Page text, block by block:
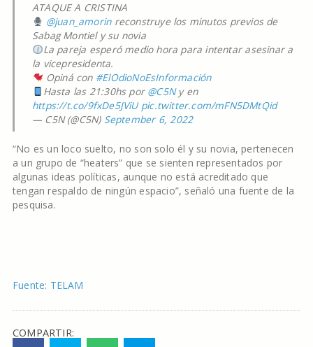
ATAQUE A CRISTINA
@juan_amorinreconstruye los minutos previos de
Sabag Montiel y su novia
La pareja esperó medio hora para intentar asesinar a
la vicepresidenta.
Opiná con #ElOdioNoEsInformación
Hasta las 21:30hs por @C5Ny en
https://t.co/9fxDe5JViU pic.twitter.com/mFN5DMtQid
— C5N (@C5N) September 6, 2022
“No es un loco suelto, no son solo él y su novia, pertenecen
a un grupo de “heaters” que se sienten representados por
algunas ideas políticas, aunque no está acreditado que
tengan respaldo de ningún espacio”, señaló una fuente de la
pesquisa.
Fuente: TELAM
COMPARTIR: